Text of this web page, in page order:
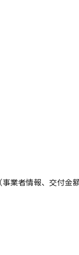
業者情報、交付金